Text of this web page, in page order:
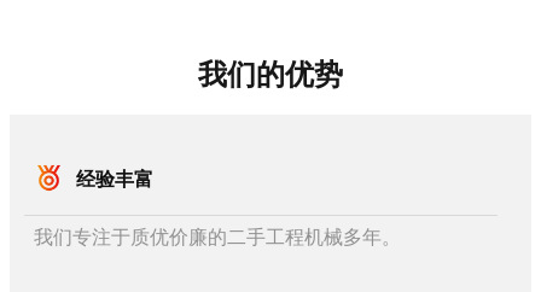
我们的优势
经验丰富
我们专注于质优价廉的二手工程机械多年。